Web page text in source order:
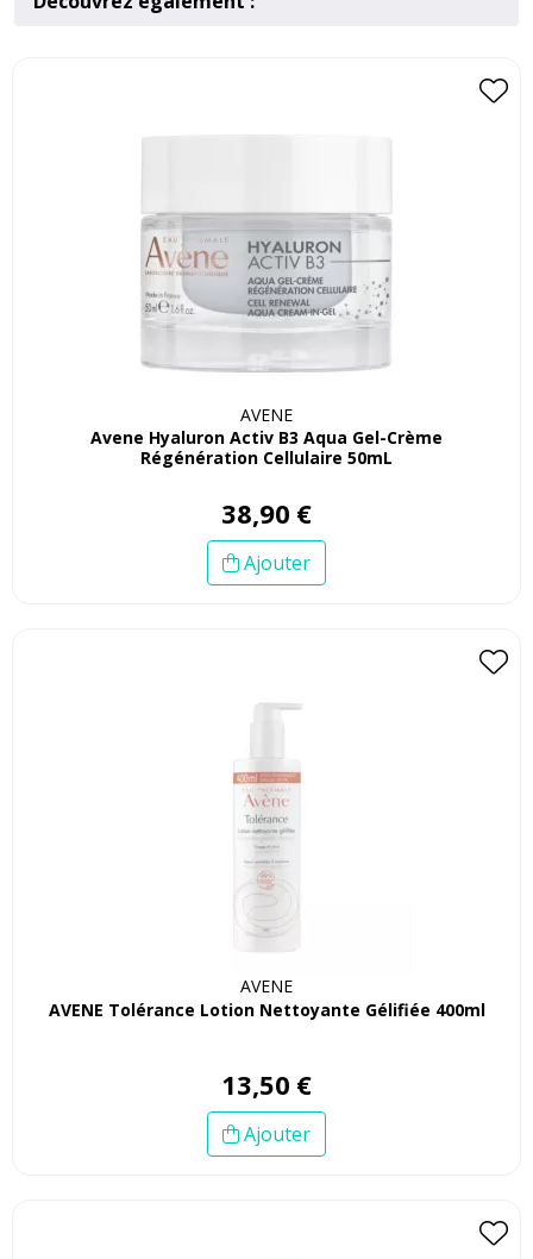
AVENE
Avene Hyaluron Activ B3 Aqua Gel-Crème
Régénération Cellulaire 50mL
38,90 €
Ajouter
AVENE
AVENE Tolérance Lotion Nettoyante Gélifiée 400ml
13,50 €
Ajouter